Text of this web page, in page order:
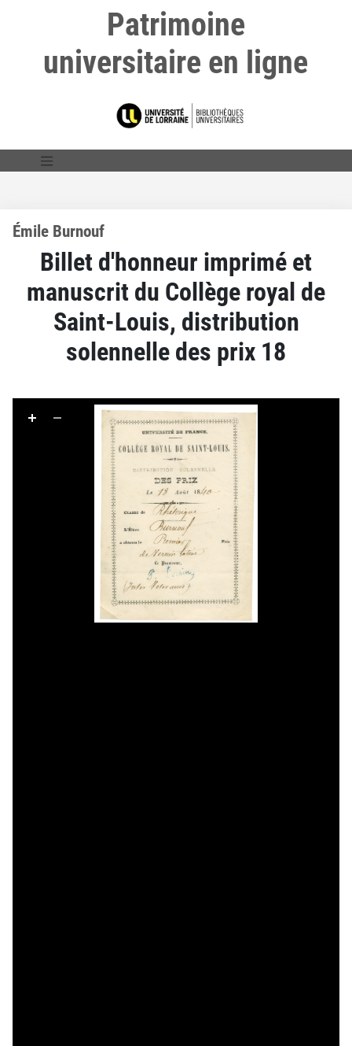
Patrimoine
universitaire en ligne
Émile Burnouf
Billet d'honneur imprimé et
manuscrit du Collège royal de
Saint-Louis, distribution
solennelle des prix 18